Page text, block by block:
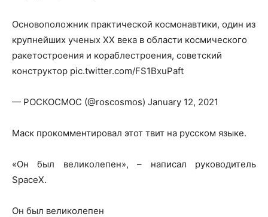
Основоположник практической космонавтики, один из
крупнейших ученых XX века в области космического
ракетостроения и кораблестроения, советский
конструктор pic.twitter.com/FS1BxuPaft
— РОСКОСМОС (@roscosmos) January 12, 2021
Маск прокомментировал этот твит на русском языке.
«Он был великолепен», – написал руководитель
SpaceX.
Он был великолепен